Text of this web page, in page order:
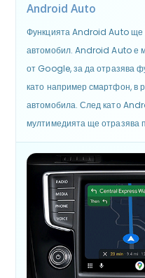
Android Auto
Функцията Android Auto ще
автомобил. Android Auto е
от Google, за да отразява
като например смартфон, в
автомобила. След като
мултимедията ще отразява